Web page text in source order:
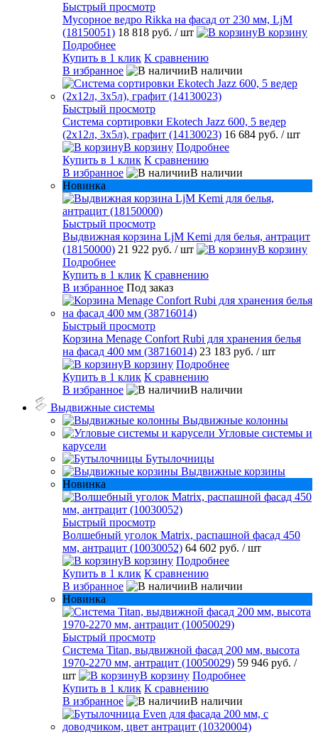
Быстрый просмотр
Мусорное ведро Rikka на фасад от 230 мм, LjM
(18150051) 18 818 руб. / шт
В корзину
Подробнее
Купить в 1 клик К сравнению
В избранное
В наличии
Быстрый просмотр
Система сортировки Ekotech Jazz 600, 5 ведер
(2х12л, 3х5л), графит (14130023) 16 684 руб. / шт
В корзину Подробнее
Купить в 1 клик К сравнению
В избранное
В наличии
Новинка
Быстрый просмотр
Выдвижная корзина LjM Kemi для белья, антрацит
(18150000) 21 922 руб. / шт
В корзину
Подробнее
Купить в 1 клик К сравнению
В избранное Под заказ
Быстрый просмотр
Корзина Menage Confort Rubi для хранения белья
на фасад 400 мм (38716014) 23 183 руб. / шт
В корзину Подробнее
Купить в 1 клик К сравнению
В избранное
В наличии
Выдвижные системы
Выдвижные колонны
Угловые системы и
карусели
Бутылочницы
Выдвижные корзины
Новинка
Быстрый просмотр
Волшебный уголок Matrix, распашной фасад 450
мм, антрацит (10030052) 64 602 руб. / шт
В корзину Подробнее
Купить в 1 клик К сравнению
В избранное
В наличии
Новинка
Быстрый просмотр
Система Titan, выдвижной фасад 200 мм, высота
1970-2270 мм, антрацит (10050029) 59 946 руб. /
шт
В корзину Подробнее
Купить в 1 клик К сравнению
В избранное
В наличии